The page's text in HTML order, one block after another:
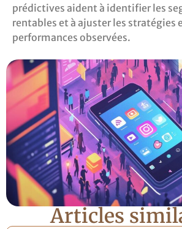
prédictives aident à identifier les
rentables et à ajuster les stratégies
performances observées.
Articles